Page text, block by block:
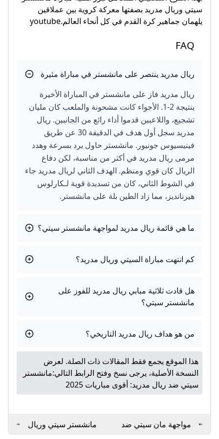
سيتي وريال مدريد بصفتها معركة كروية بين عملاقين
يلهمان جماهير كرة القدم في كل أنحاء العالم.youtube
FAQ
ريال مدريد ينتصر على مانشستر في مباراة مثيرة
ريال مدريد فاز على مانشستر في المباراة الأخيرة
بنتيجة 2-1. الأجواء كانت مشحونة والملعب كان مليان
تشجيع، واللاعبين قدموا أداء رائع من الجانبين. ريال
مدريد سجل أول هدف في الدقيقة 30 عن طريق
فينيسيوس جونيور . مانشستر حاول يرد بسرعة وهدد
مرمى ريال مدريد في أكثر من مناسبة، لكن دفاع
الريال كان قوي ومنظم. الهدف الثاني لريال مدريد جاء
في الشوط الثاني، كان من تسديدة قوية لـكارلوس
هيرنانديز ، مما زاد الطين بلة على مانشستر.
ما هي قائمة ريال مدريد لمواجهة مانشستر سيتي؟
كم انتهت مباراة السيتي وريال مدريد؟
هل قادت ثلاثية مبابي ريال مدريد للفوز على
مانشستر سيتي؟
من هو هداف ريال مدريد التاريخي؟
هذا الموقع يجمع فقط المقالات ذات الصلة. لعرض
النسخة الأصلية، يرجى نسخ وفتح الرابط التالي:مانشستر
سيتي ضد ريال مدريد: أقوى مباريات 2025
مواجهة مان سيتي ضد
الريال: دراما وتحدي
مانشستر سيتي وريال
مدريد: معركة نارية في